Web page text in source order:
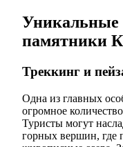
Уникальные
памятники
Треккинг и
Одна из главных
огромное
Туристы могут
горных вершин, где